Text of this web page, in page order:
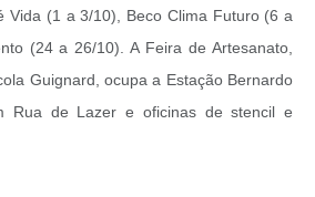
Vida (1 a 3/10), Beco Clima Futuro (6 a
(24 a 26/10). A Feira de Artesanato,
Guignard, ocupa a Estação Bernardo
Rua de Lazer e oficinas de stencil e